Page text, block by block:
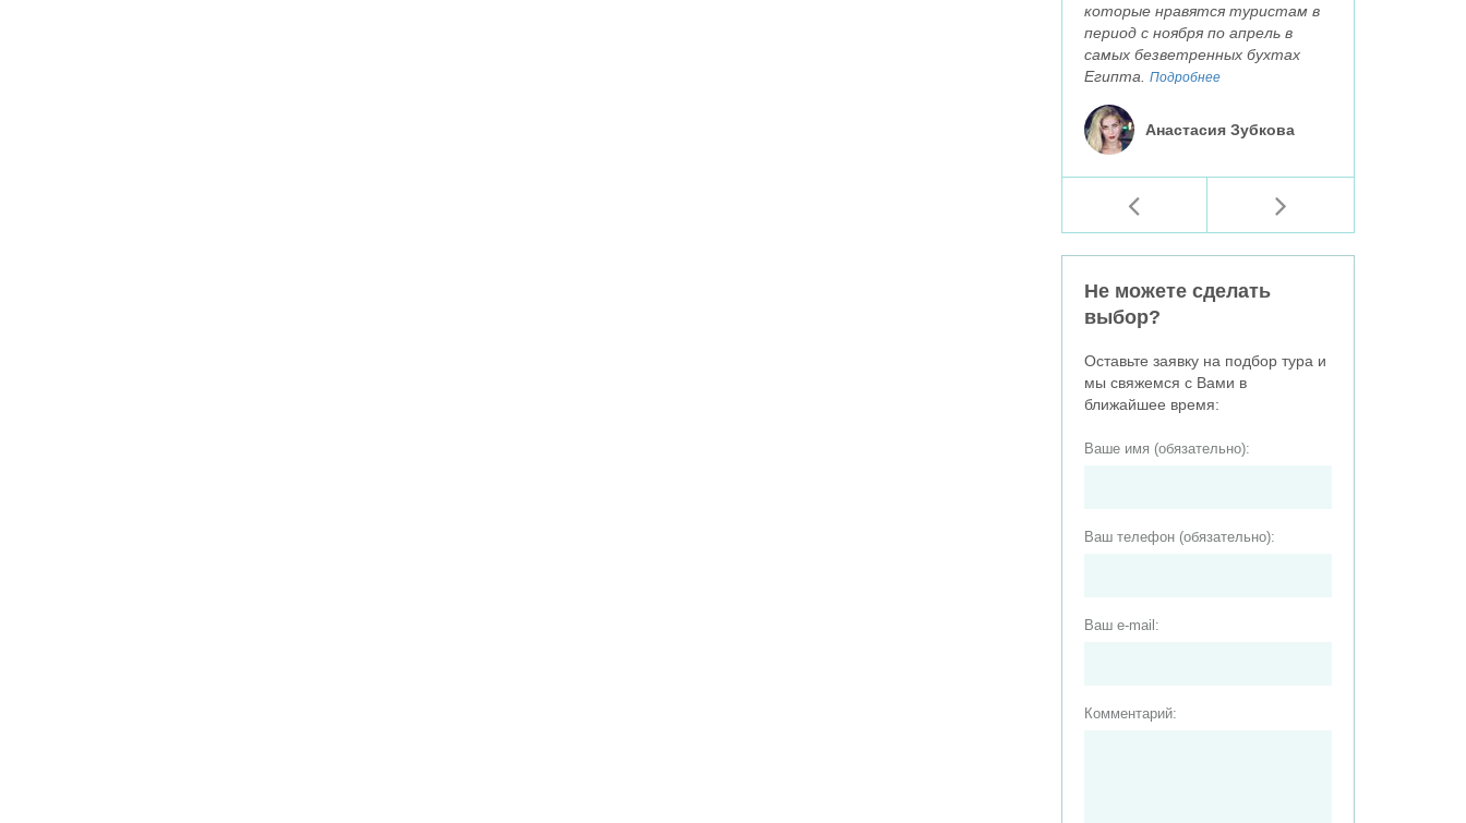
которые нравятся туристам в
период с ноября по апрель в
самых безветренных бухтах
Египта. Подробнее
Анастасия Зубкова
Не можете сделать
выбор?
Оставьте заявку на подбор тура и
мы свяжемся с Вами в
ближайшее время:
Ваше имя (обязательно):
Ваш телефон (обязательно):
Ваш e-mail:
Комментарий: